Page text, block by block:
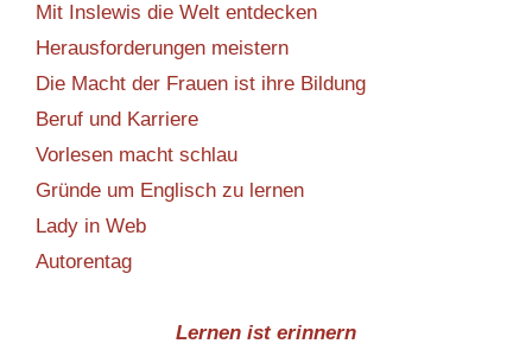
Mit Inslewis die Welt entdecken
Herausforderungen meistern
Die Macht der Frauen ist ihre Bildung
Beruf und Karriere
Vorlesen macht schlau
Gründe um Englisch zu lernen
Lady in Web
Autorentag
Lernen ist erinnern